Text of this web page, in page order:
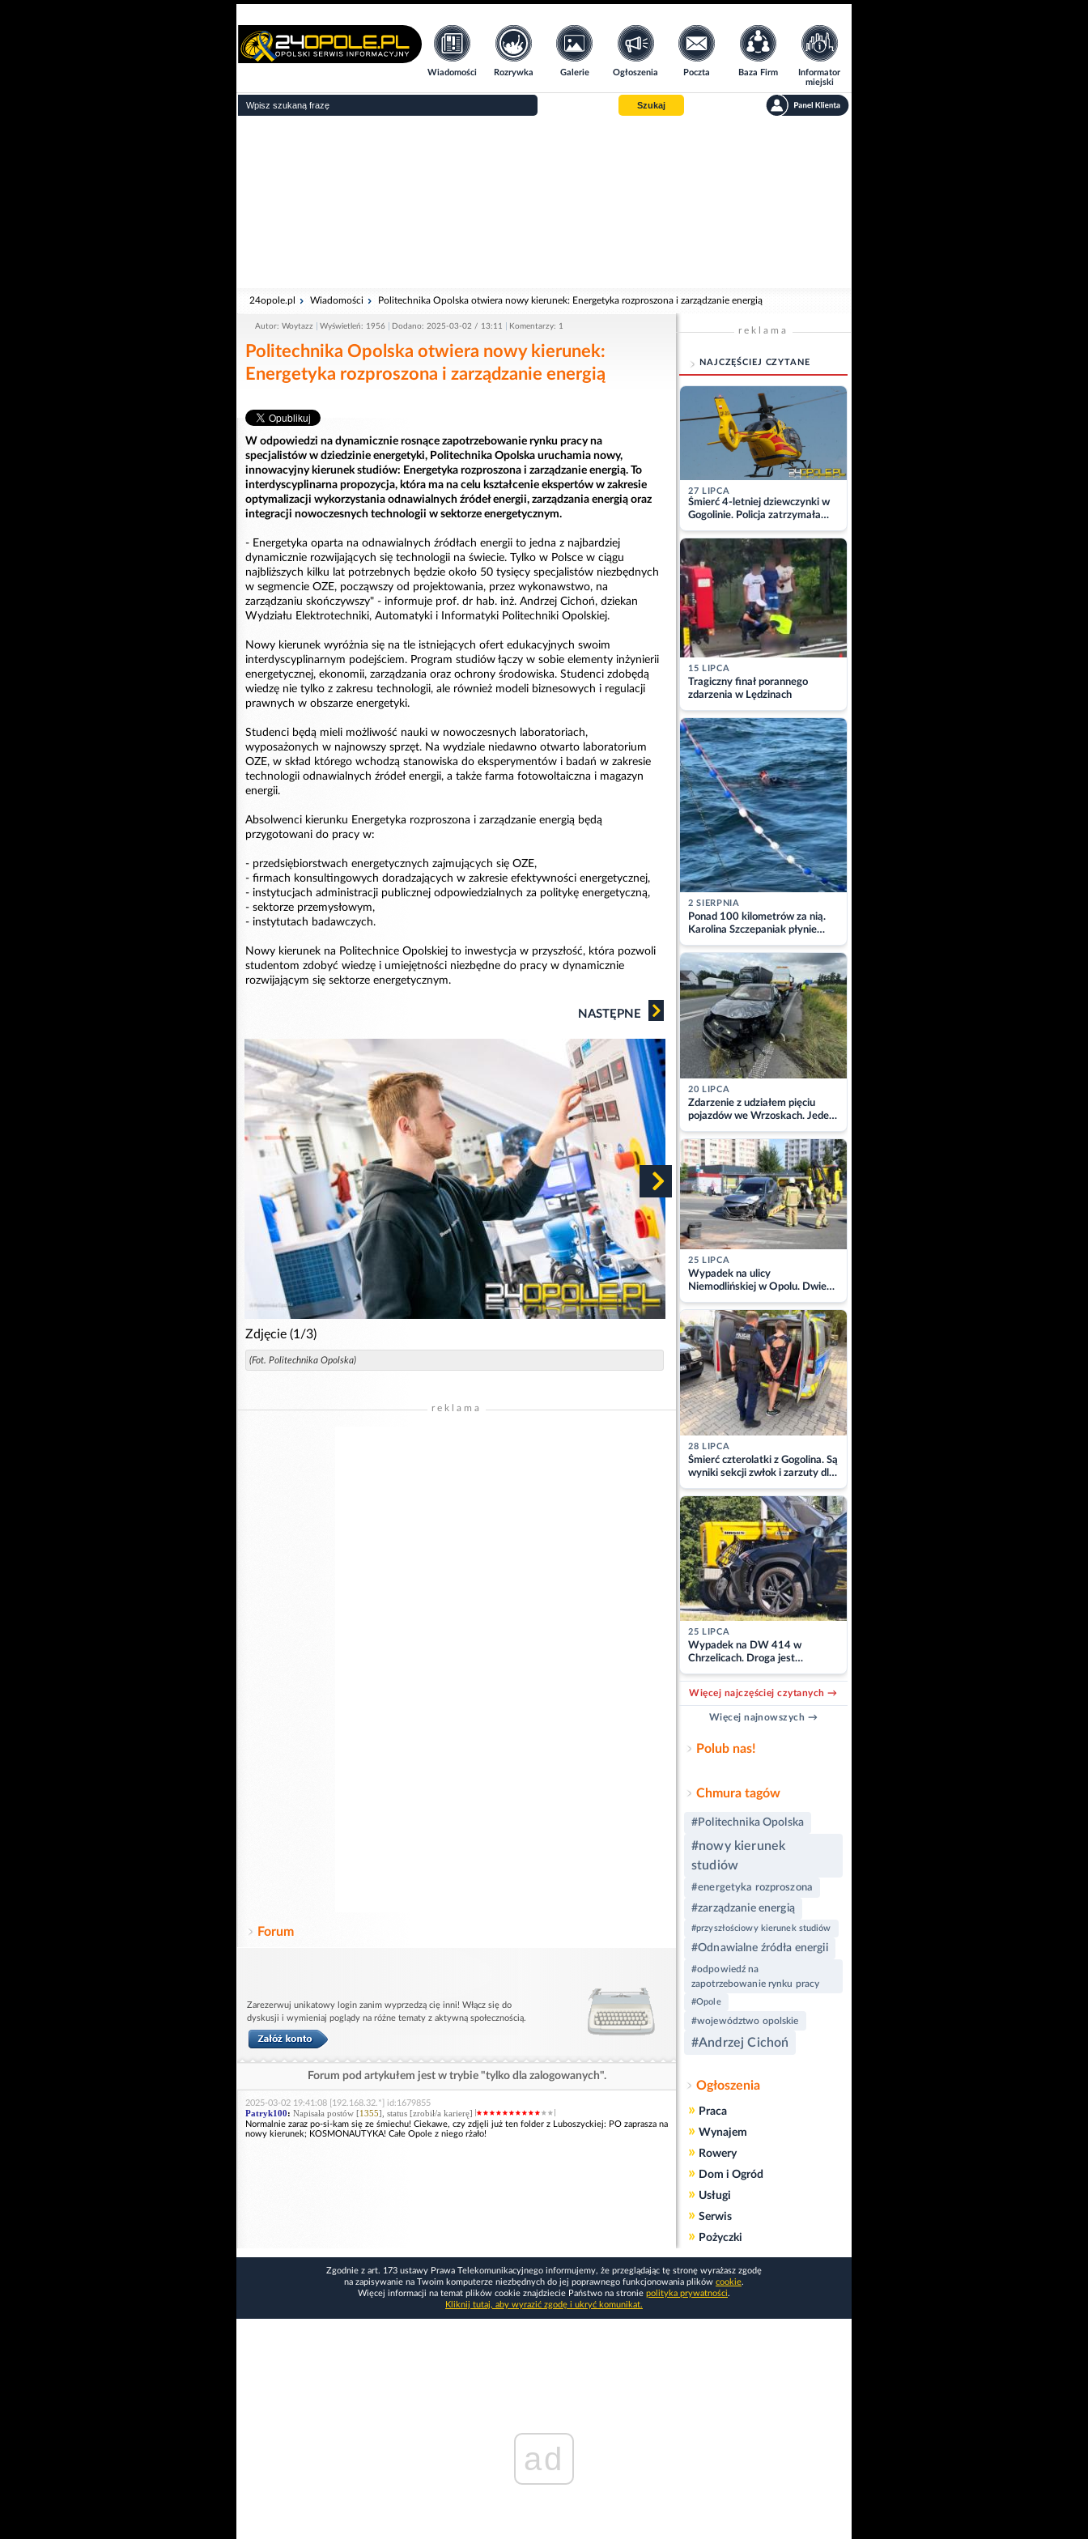
Wiadomości Rozrywka Galerie Ogłoszenia Poczta Baza Firm
Informator
miejski
Szukaj
24opole.pl Wiadomości Politechnika Opolska otwiera nowy kierunek: Energetyka rozproszona i zarządzanie energią
Autor: Woytazz Wyświetleń: 1956 Dodano: 2025-03-02 / 13:11 Komentarzy: 1
Politechnika Opolska otwiera nowy kierunek:
Energetyka rozproszona i zarządzanie energią
W odpowiedzi na dynamicznie rosnące zapotrzebowanie rynku pracy na
specjalistów w dziedzinie energetyki, Politechnika Opolska uruchamia nowy,
innowacyjny kierunek studiów: Energetyka rozproszona i zarządzanie energią. To
interdyscyplinarna propozycja, która ma na celu kształcenie ekspertów w zakresie
optymalizacji wykorzystania odnawialnych źródeł energii, zarządzania energią oraz
integracji nowoczesnych technologii w sektorze energetycznym.
- Energetyka oparta na odnawialnych źródłach energii to jedna z najbardziej
dynamicznie rozwijających się technologii na świecie. Tylko w Polsce w ciągu
najbliższych kilku lat potrzebnych będzie około 50 tysięcy specjalistów niezbędnych
w segmencie OZE, począwszy od projektowania, przez wykonawstwo, na
zarządzaniu skończywszy" - informuje prof. dr hab. inż. Andrzej Cichoń, dziekan
Wydziału Elektrotechniki, Automatyki i Informatyki Politechniki Opolskiej.
Nowy kierunek wyróżnia się na tle istniejących ofert edukacyjnych swoim
interdyscyplinarnym podejściem. Program studiów łączy w sobie elementy inżynierii
energetycznej, ekonomii, zarządzania oraz ochrony środowiska. Studenci zdobędą
wiedzę nie tylko z zakresu technologii, ale również modeli biznesowych i regulacji
prawnych w obszarze energetyki.
Studenci będą mieli możliwość nauki w nowoczesnych laboratoriach,
wyposażonych w najnowszy sprzęt. Na wydziale niedawno otwarto laboratorium
OZE, w skład którego wchodzą stanowiska do eksperymentów i badań w zakresie
technologii odnawialnych źródeł energii, a także farma fotowoltaiczna i magazyn
energii.
Absolwenci kierunku Energetyka rozproszona i zarządzanie energią będą
przygotowani do pracy w:
- przedsiębiorstwach energetycznych zajmujących się OZE,
- firmach konsultingowych doradzających w zakresie efektywności energetycznej,
- instytucjach administracji publicznej odpowiedzialnych za politykę energetyczną,
- sektorze przemysłowym,
- instytutach badawczych.
Nowy kierunek na Politechnice Opolskiej to inwestycja w przyszłość, która pozwoli
studentom zdobyć wiedzę i umiejętności niezbędne do pracy w dynamicznie
rozwijającym się sektorze energetycznym.
NASTĘPNE
Zdjęcie (1/3)
(Fot. Politechnika Opolska)
reklama
Forum
Zarezerwuj unikatowy login zanim wyprzedzą cię inni! Włącz się do
dyskusji i wymieniaj poglądy na różne tematy z aktywną społecznością.
Forum pod artykułem jest w trybie "tylko dla zalogowanych".
2025-03-02 19:41:08 [192.168.32.*] id:1679855
Patryk100: Napisała postów [1355], status [zrobił/a karierę]
Normalnie zaraz po-si-kam się ze śmiechu! Ciekawe, czy zdjęli już ten folder z Luboszyckiej: PO zaprasza na
nowy kierunek; KOSMONAUTYKA! Całe Opole z niego rżało!
reklama
NAJCZĘŚCIEJ CZYTANE
27 LIPCA
Śmierć 4-letniej dziewczynki w
Gogolinie. Policja zatrzymała
matkę
15 LIPCA
Tragiczny finał porannego
zdarzenia w Lędzinach
2 SIERPNIA
Ponad 100 kilometrów za nią.
Karolina Szczepaniak płynie
przez Bałtyk dla Piotra.
Aktualizacja
20 LIPCA
Zdarzenie z udziałem pięciu
pojazdów we Wrzoskach. Jeden
z kierowców zabrany w
kajdankach
25 LIPCA
Wypadek na ulicy
Niemodlińskiej w Opolu. Dwie
osoby w szpitalu
28 LIPCA
Śmierć czterolatki z Gogolina. Są
wyniki sekcji zwłok i zarzuty dla
matki
25 LIPCA
Wypadek na DW 414 w
Chrzelicach. Droga jest
zablokowana
Więcej najczęściej czytanych →
Więcej najnowszych →
Polub nas!
Chmura tagów
#Politechnika Opolska
#nowy kierunek
studiów
#energetyka rozproszona
#zarządzanie energią
#przyszłościowy kierunek studiów
#Odnawialne źródła energii
#odpowiedź na
zapotrzebowanie rynku pracy
#Opole
#województwo opolskie
#Andrzej Cichoń
Ogłoszenia
» Praca
» Wynajem
» Rowery
» Dom i Ogród
» Usługi
» Serwis
» Pożyczki
Zgodnie z art. 173 ustawy Prawa Telekomunikacyjnego informujemy, że przeglądając tę stronę wyrażasz zgodę
na zapisywanie na Twoim komputerze niezbędnych do jej poprawnego funkcjonowania plików cookie.
Więcej informacji na temat plików cookie znajdziecie Państwo na stronie polityka prywatności.
Kliknij tutaj, aby wyrazić zgodę i ukryć komunikat.
ad